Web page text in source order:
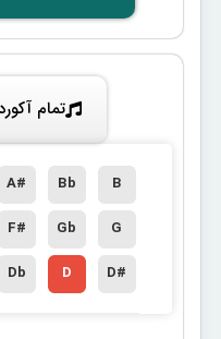
تمام
B
Bb
A#
G
Gb
F#
D#
D
Db